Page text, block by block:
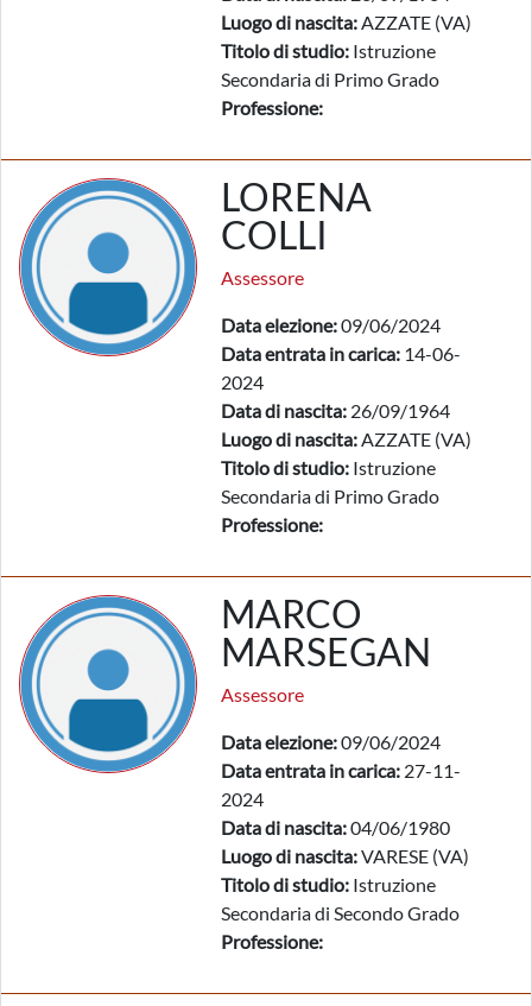
Luogo di nascita:AZZATE (VA)
Titolo di studio: Istruzione
Secondaria di Primo Grado
Professione:
LORENA
COLLI
Assessore
Data elezione:09/06/2024
Data entrata in carica: 14-06-
2024
Data di nascita: 26/09/1964
Luogo di nascita:AZZATE (VA)
Titolo di studio: Istruzione
Secondaria di Primo Grado
Professione:
MARCO
MARSEGAN
Assessore
Data elezione:09/06/2024
Data entrata in carica: 27-11-
2024
Data di nascita:04/06/1980
Luogo di nascita:VARESE (VA)
Titolo di studio: Istruzione
Secondaria di Secondo Grado
Professione: